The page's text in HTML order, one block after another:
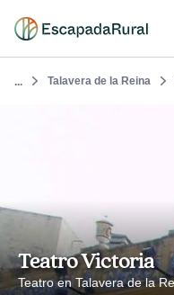
... Talavera de la Reina
Teatro Victoria
Teatro en Talavera de la